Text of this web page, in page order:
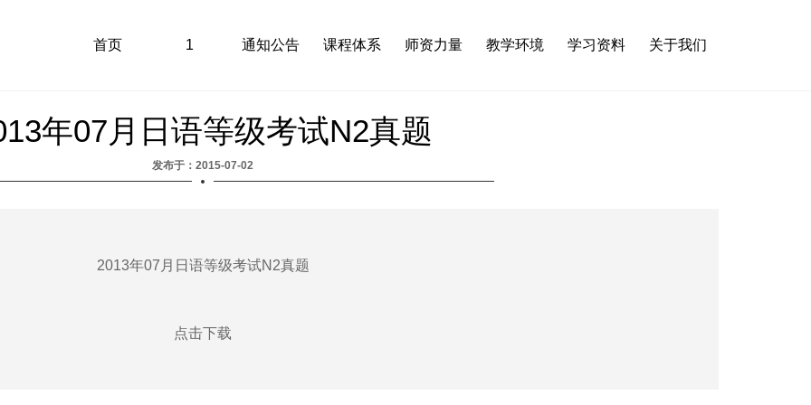
首页 1 通知公告 课程体系 师资力量 教学环境 学习资料 关于我们
年07月日语等级考试N2真题
发布于：2015-07-02
2013年07月日语等级考试N2真题
点击下载